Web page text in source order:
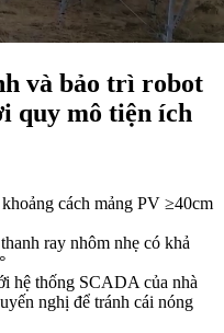
và bảo trì robot
quy mô tiện ích
cách mảng PV ≥40cm
ray nhôm nhẹ có khả
hệ thống SCADA của nhà
nghị để tránh cái nóng